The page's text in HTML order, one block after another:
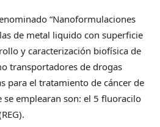
“Nanoformulaciones
de metal liquido con superficie
y caracterización biofísica de
transportadores de drogas
para el tratamiento de cáncer de
se emplearan son: el 5 fluoracilo